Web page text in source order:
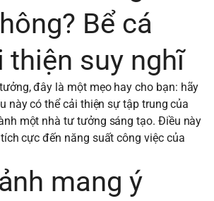
Bể cá
thiện suy nghĩ
đây là một mẹo hay cho bạn: hãy
này có thể cải thiện sự tập trung của
một nhà tư tưởng sáng tạo. Điều này
cực đến năng suất công việc của
mang ý